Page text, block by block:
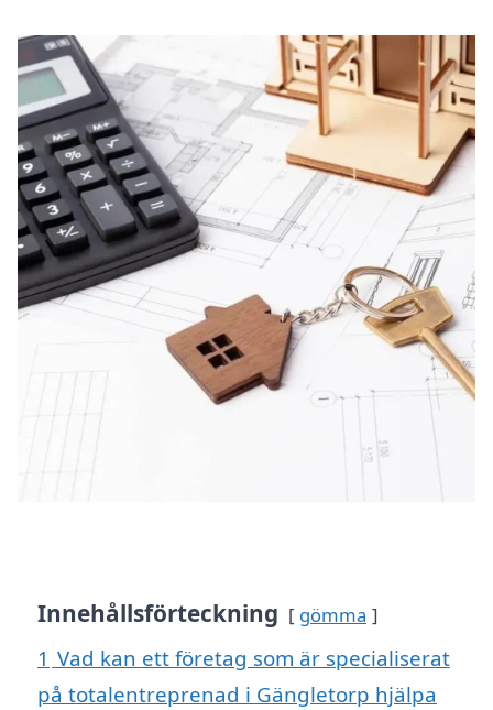
Innehållsförteckning gömma
1 Vad kan ett företag som är specialiserat
på totalentreprenad i Gängletorp hjälpa